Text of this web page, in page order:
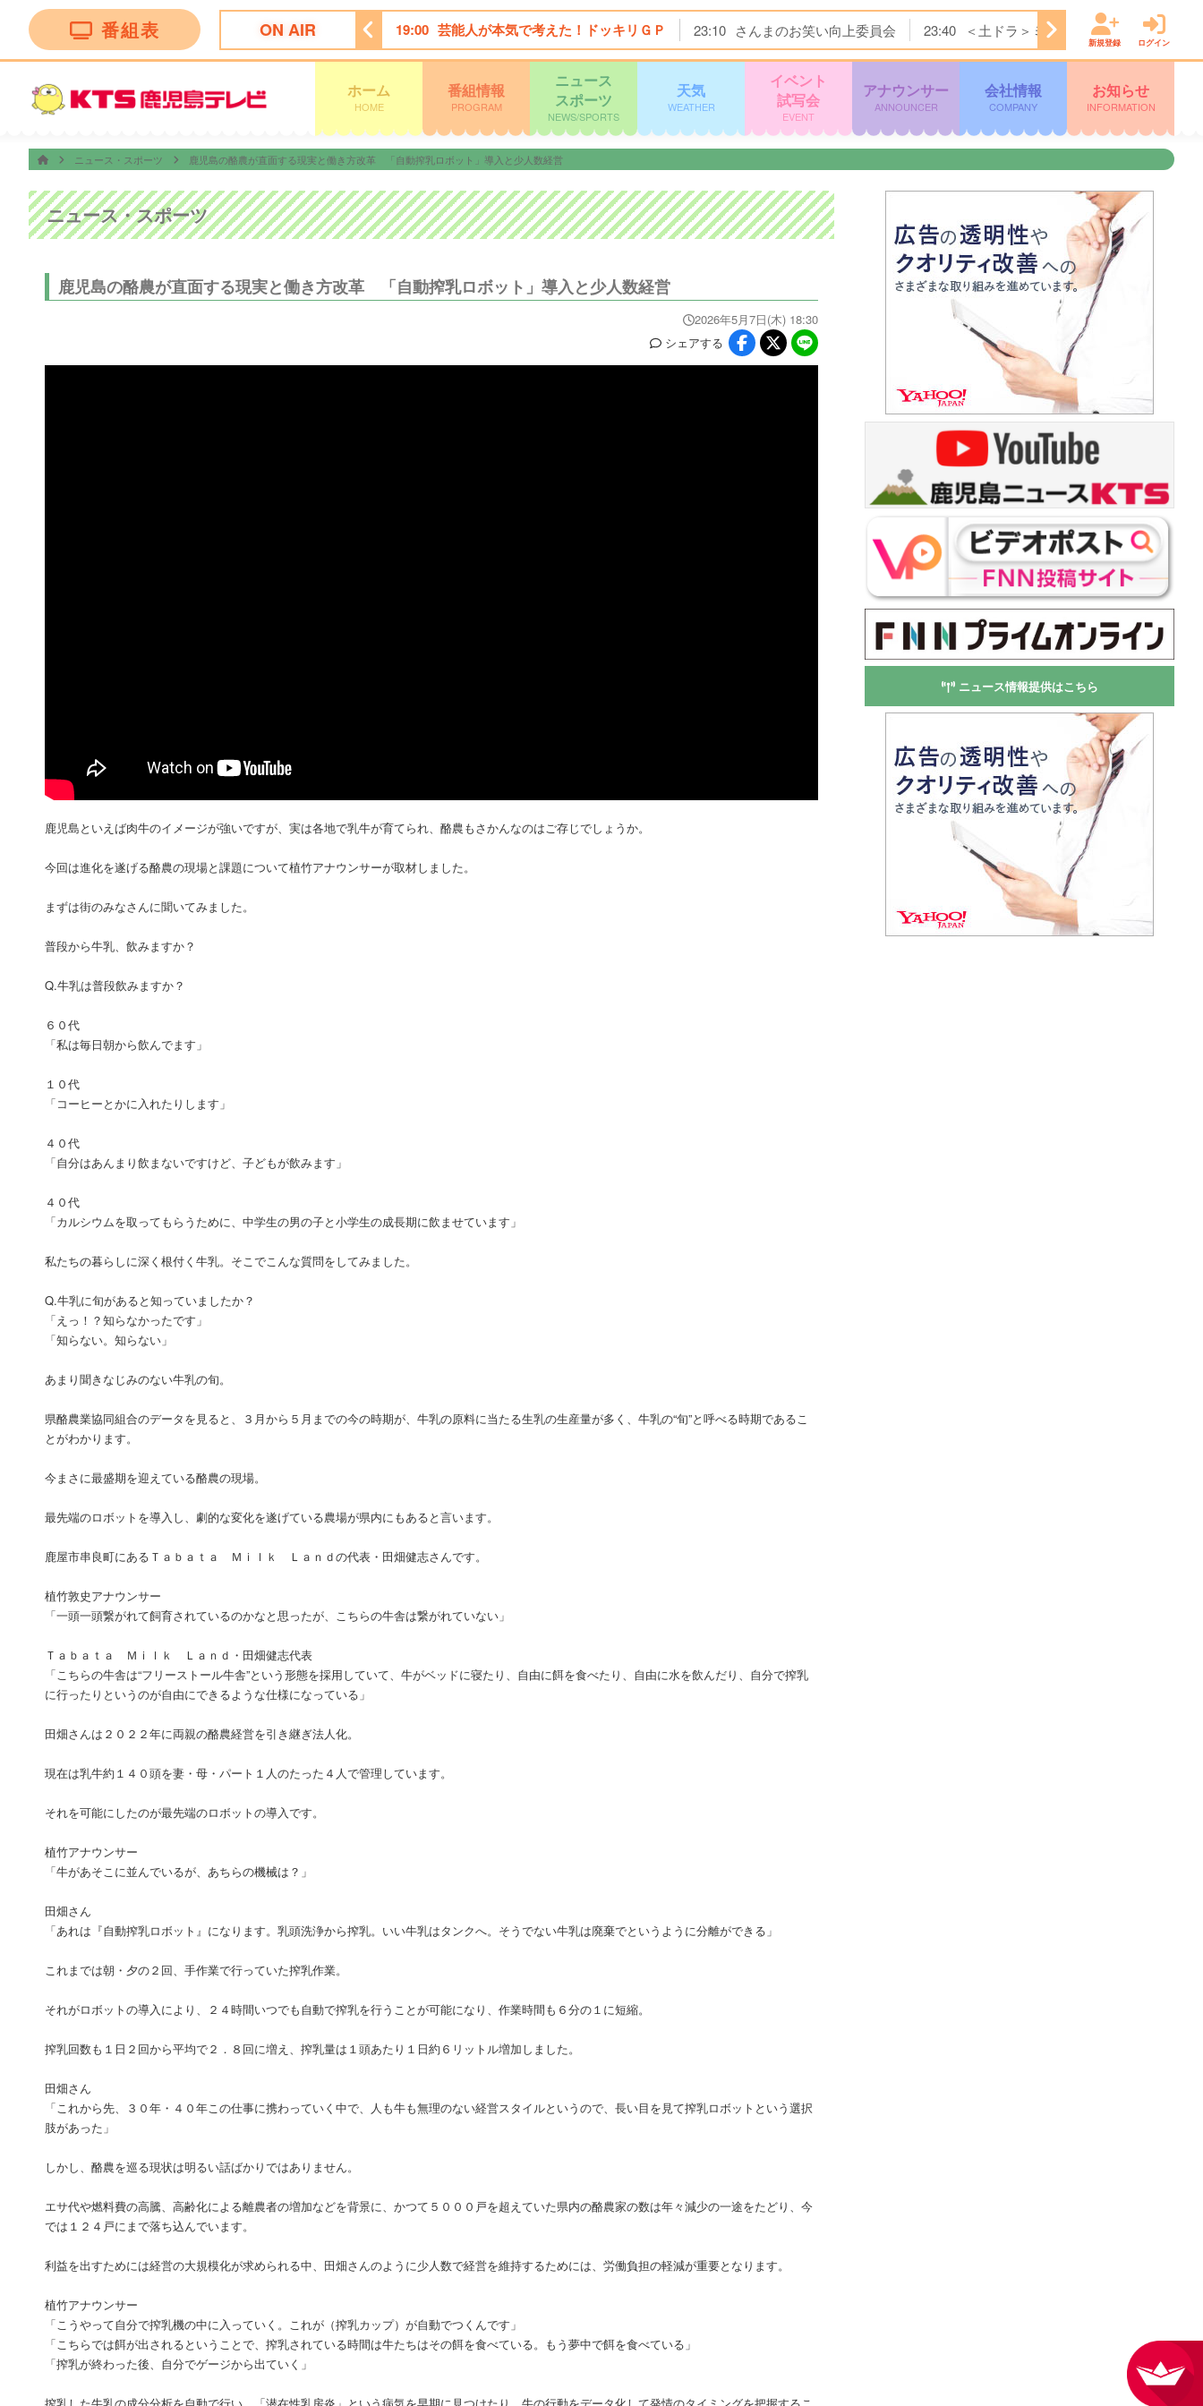
番組表 ON AIR
トークバラエティー”！ 18:30 ナマ・イキＶＯＩＣＥ 19:00 芸能人が本気で考えた！ドッキリＧＰ 23:10 さんまのお笑い向上委員会 23:40 ＜土ドラ＞ミッドナイト屋台 Ｓｅａ
新規登録 ログイン
ホーム
HOME
番組情報
PROGRAM
ニュース
スポーツ
NEWS/SPORTS
天気
WEATHER
イベント
試写会
EVENT
アナウンサー
ANNOUNCER
会社情報
COMPANY
お知らせ
INFORMATION
ニュース・スポーツ 鹿児島の酪農が直面する現実と働き方改革 「自動搾乳ロボット」導入と少人数経営
ニュース・スポーツ
鹿児島の酪農が直面する現実と働き方改革 「自動搾乳ロボット」導入と少人数経営
2026年5月7日(木) 18:30
シェアする
鹿児島といえば肉牛のイメージが強いですが、実は各地で乳牛が育てられ、酪農もさかんなのはご存じでしょうか。
今回は進化を遂げる酪農の現場と課題について植竹アナウンサーが取材しました。
まずは街のみなさんに聞いてみました。
普段から牛乳、飲みますか？
Q.牛乳は普段飲みますか？
６０代
「私は毎日朝から飲んでます」
１０代
「コーヒーとかに入れたりします」
４０代
「自分はあんまり飲まないですけど、子どもが飲みます」
４０代
「カルシウムを取ってもらうために、中学生の男の子と小学生の成長期に飲ませています」
私たちの暮らしに深く根付く牛乳。そこでこんな質問をしてみました。
Q.牛乳に旬があると知っていましたか？
「えっ！？知らなかったです」
「知らない。知らない」
あまり聞きなじみのない牛乳の旬。
県酪農業協同組合のデータを見ると、３月から５月までの今の時期が、牛乳の原料に当たる生乳の生産量が多く、牛乳の“旬”と呼べる時期であるこ
とがわかります。
今まさに最盛期を迎えている酪農の現場。
最先端のロボットを導入し、劇的な変化を遂げている農場が県内にもあると言います。
鹿屋市串良町にあるＴａｂａｔａ Ｍｉｌｋ Ｌａｎｄの代表・田畑健志さんです。
植竹敦史アナウンサー
「一頭一頭繋がれて飼育されているのかなと思ったが、こちらの牛舎は繋がれていない」
Ｔａｂａｔａ Ｍｉｌｋ Ｌａｎｄ・田畑健志代表
「こちらの牛舎は“フリーストール牛舎”という形態を採用していて、牛がベッドに寝たり、自由に餌を食べたり、自由に水を飲んだり、自分で搾乳
に行ったりというのが自由にできるような仕様になっている」
田畑さんは２０２２年に両親の酪農経営を引き継ぎ法人化。
現在は乳牛約１４０頭を妻・母・パート１人のたった４人で管理しています。
それを可能にしたのが最先端のロボットの導入です。
植竹アナウンサー
「牛があそこに並んでいるが、あちらの機械は？」
田畑さん
「あれは『自動搾乳ロボット』になります。乳頭洗浄から搾乳。いい牛乳はタンクへ。そうでない牛乳は廃棄でというように分離ができる」
これまでは朝・夕の２回、手作業で行っていた搾乳作業。
それがロボットの導入により、２４時間いつでも自動で搾乳を行うことが可能になり、作業時間も６分の１に短縮。
搾乳回数も１日２回から平均で２．８回に増え、搾乳量は１頭あたり１日約６リットル増加しました。
田畑さん
「これから先、３０年・４０年この仕事に携わっていく中で、人も牛も無理のない経営スタイルというので、長い目を見て搾乳ロボットという選択
肢があった」
しかし、酪農を巡る現状は明るい話ばかりではありません。
エサ代や燃料費の高騰、高齢化による離農者の増加などを背景に、かつて５０００戸を超えていた県内の酪農家の数は年々減少の一途をたどり、今
では１２４戸にまで落ち込んでいます。
利益を出すためには経営の大規模化が求められる中、田畑さんのように少人数で経営を維持するためには、労働負担の軽減が重要となります。
植竹アナウンサー
「こうやって自分で搾乳機の中に入っていく。これが（搾乳カップ）が自動でつくんです」
「こちらでは餌が出されるということで、搾乳されている時間は牛たちはその餌を食べている。もう夢中で餌を食べている」
「搾乳が終わった後、自分でゲージから出ていく」
ニュース情報提供はこちら